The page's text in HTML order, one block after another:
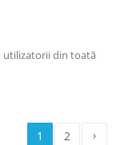
utilizatorii din toată
1 2 ›